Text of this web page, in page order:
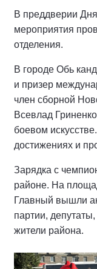
В преддверии
мероприятия
отделения.
В городе Обь
и призер
член сборной
Всевлад
боевом
достижениях и
Зарядка с
районе. На
Главный вышли
партии,
жители района.